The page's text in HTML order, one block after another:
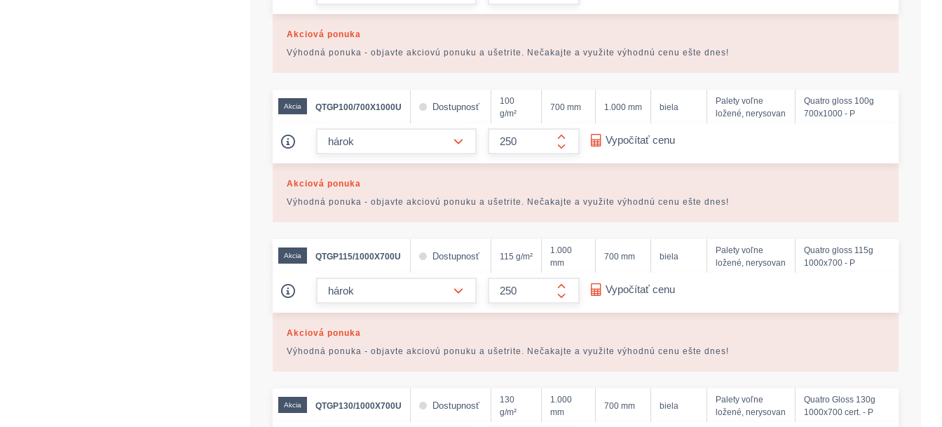
form.increase-amount
Akciová ponuka
Výhodná ponuka - objavte akciovú ponuku a ušetrite. Nečakajte a využite výhodnú cenu ešte dnes!
Akcia QTGP100/700X1000U Dostupnosť
100
g/m²
700 mm 1.000 mm biela
Palety voľne
ložené, nerysovan
Quatro gloss 100g
700x1000 - P
form.increase-amount
Vypočítať cenu
Akciová ponuka
Výhodná ponuka - objavte akciovú ponuku a ušetrite. Nečakajte a využite výhodnú cenu ešte dnes!
Akcia QTGP115/1000X700U Dostupnosť 115 g/m²
1.000
mm
700 mm biela
Palety voľne
ložené, nerysovan
Quatro gloss 115g
1000x700 - P
form.increase-amount
Vypočítať cenu
Akciová ponuka
Výhodná ponuka - objavte akciovú ponuku a ušetrite. Nečakajte a využite výhodnú cenu ešte dnes!
Akcia QTGP130/1000X700U Dostupnosť
130
g/m²
1.000
mm
700 mm biela
Palety voľne
ložené, nerysovan
Quatro Gloss 130g
1000x700 cert. - P